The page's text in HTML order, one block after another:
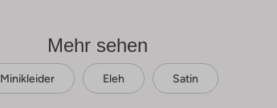
Mehr sehen
Minikleider Eleh Satin